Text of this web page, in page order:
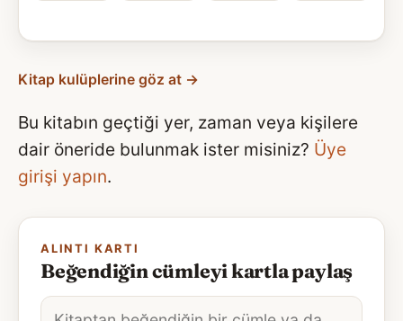
Kitap kulüplerine göz at →
Bu kitabın geçtiği yer, zaman veya kişilere
dair öneride bulunmak ister misiniz? Üye
girişi yapın.
ALINTI KARTI
Beğendiğin cümleyi kartla paylaş
Alıntı